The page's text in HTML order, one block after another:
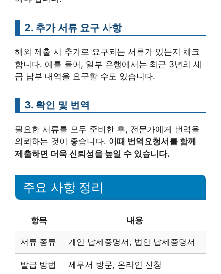
2. 추가 서류 요구 사항
해외 제출 시 추가로 요구되는 서류가 있는지 체크
합니다. 예를 들어, 일부 은행에서는 최근 3년의 세
금 납부 내역을 요구할 수도 있습니다.
3. 확인 및 번역
필요한 서류를 모두 준비한 후, 전문가에게 번역을
의뢰하는 것이 좋습니다. 이때 번역요청서를 함께
제출하면 더욱 신뢰성을 높일 수 있습니다.
주요 사항 정리
항목 내용
서류 종류 개인 납세증명서, 법인 납세증명서
발급 방법 세무서 방문, 온라인 신청